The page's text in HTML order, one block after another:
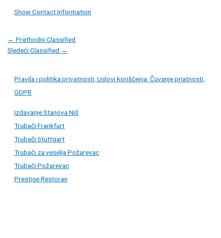
Show Contact Information
Post
navigation
← Prethodni Classified
Sledeći Classified →
Pravila i politika privatnosti, Uslovi korišćenja, Čuvanje priatnosti,
GDPR
Izdavanje Stanova Niš
Trubači Frankfurt
Trubači Stuttgart
Trubači za veselja Požarevac
Trubači Požarevac
Prestige Restoran